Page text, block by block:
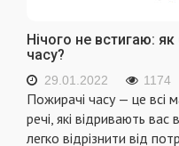
Нічого не встигаю:
часу?
29.01.2022 1174
Пожирачі часу — це всі
речі, які відривають
легко відрізнити від